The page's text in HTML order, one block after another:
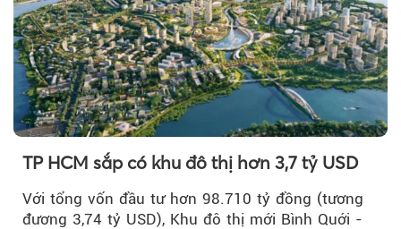
TP HCM sắp có khu đô thị hơn 3,7 tỷ USD
Với tổng vốn đầu tư hơn 98.710 tỷ đồng (tương
đương 3,74 tỷ USD), Khu đô thị mới Bình Quới -